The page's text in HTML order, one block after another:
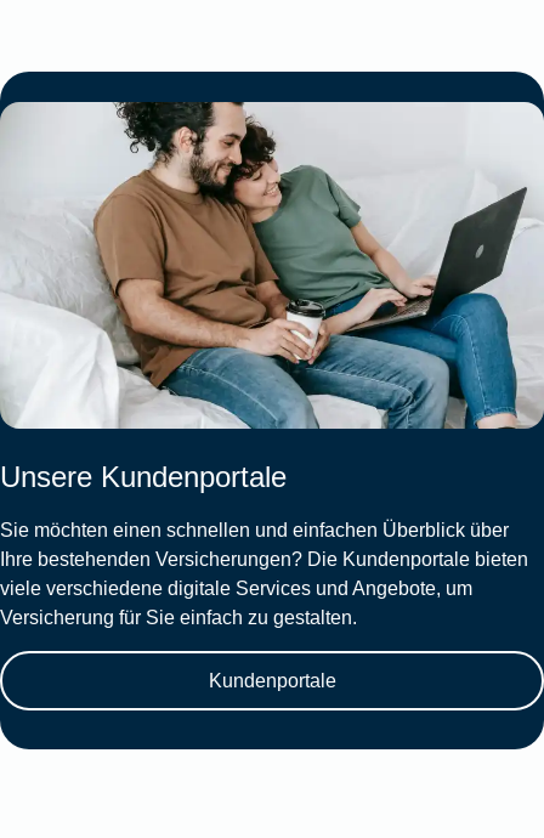
Unsere Kundenportale
Sie möchten einen schnellen und einfachen Überblick über
Ihre bestehenden Versicherungen? Die Kundenportale bieten
viele verschiedene digitale Services und Angebote, um
Versicherung für Sie einfach zu gestalten.
Kundenportale